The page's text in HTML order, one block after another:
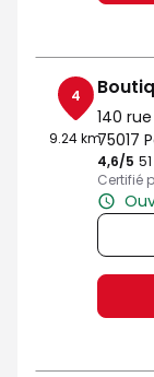
4
9.24 km
140
75017
4,6/5
Certifié